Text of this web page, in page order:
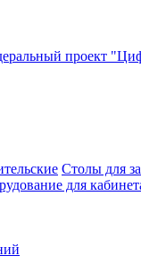
проект
Столы для
для